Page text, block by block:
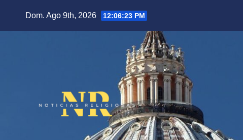
Dom. Ago 9th, 2026 12:06:24 PM